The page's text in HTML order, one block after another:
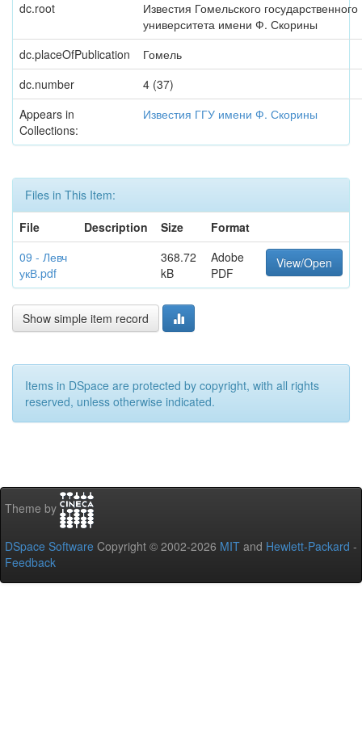
dc.root
Известия Гомельского государственного
университета имени Ф. Скорины
dc.placeOfPublication
Гомель
dc.number
4 (37)
Appears in
Collections:
Известия ГГУ имени Ф. Скорины
Files in This Item:
File
Description Size
Format
09 - Левч
укВ.pdf
368.72
kB
Adobe
PDF
View/Open
Show simple item record
Items in DSpace are protected by copyright, with all rights
reserved, unless otherwise indicated.
Theme by
DSpace Software Copyright © 2002-2026 MIT and Hewlett-Packard -
Feedback